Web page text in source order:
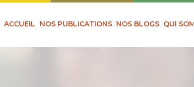
ACCUEIL NOS PUBLICATIONS NOS BLOGS QUI